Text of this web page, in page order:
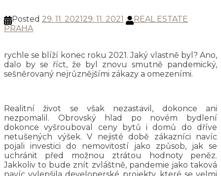
Posted 29. 11. 202129. 11. 2021
REAL ESTATE
PRAHA
rychle se blíží konec roku 2021. Jaký vlastně byl? Ano,
dalo by se říct, že byl znovu smutně pandemický,
sešněrovaný nejrůznějšími zákazy a omezeními.
Realitní život se však nezastavil, dokonce ani
nezpomalil. Obrovský hlad po novém bydlení
dokonce vyšrouboval ceny bytů i domů do dříve
netušených výšek. V nejisté době zákazníci navíc
pojali investici do nemovitostí jako způsob, jak se
uchránit před možnou ztrátou hodnoty peněz.
Jakkoliv to bude znít zvláštně, pandemie jako taková